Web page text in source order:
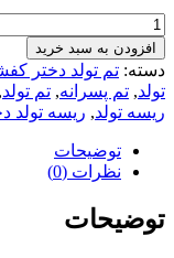
ریسه
تولد
دختر
کفشدوزکی
عدد
افزودن به سبد خرید
دسته: تم تولد دختر
تولد, تم پسرانه, تم تولد,
ریسه تولد, ریسه تولد
توضیحات
نظرات (0)
توضیحات